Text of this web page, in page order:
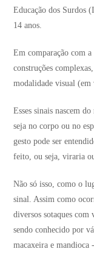
Educação dos Surdos
14 anos.
Em comparação com
construções
modalidade visual
Esses sinais nascem
seja no corpo ou no
gesto pode ser
feito, ou seja, viraria
Não só isso, como o
sinal. Assim como
diversos sotaques
sendo conhecido por
macaxeira e mandioca